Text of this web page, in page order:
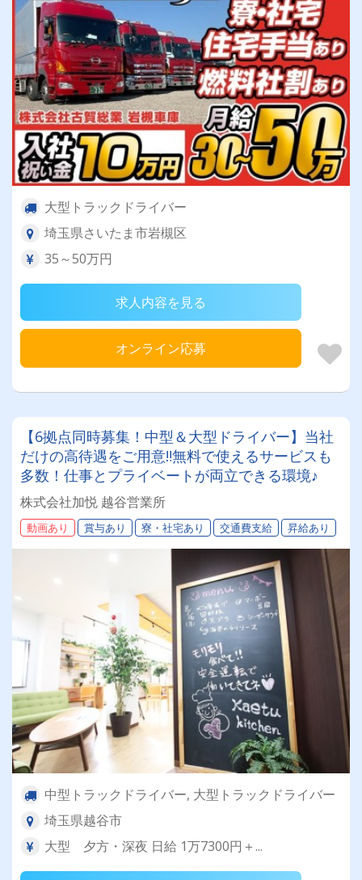
大型トラックドライバー
埼玉県さいたま市岩槻区
35～50万円
求人内容を見る
オンライン応募
【6拠点同時募集！中型＆大型ドライバー】当社
だけの高待遇をご用意‼無料で使えるサービスも
多数！仕事とプライベートが両立できる環境♪
株式会社加悦 越谷営業所
動画あり 賞与あり 寮・社宅あり 交通費支給 昇給あり
中型トラックドライバー, 大型トラックドライバー
埼玉県越谷市
大型 夕方・深夜 日給 1万7300円＋...